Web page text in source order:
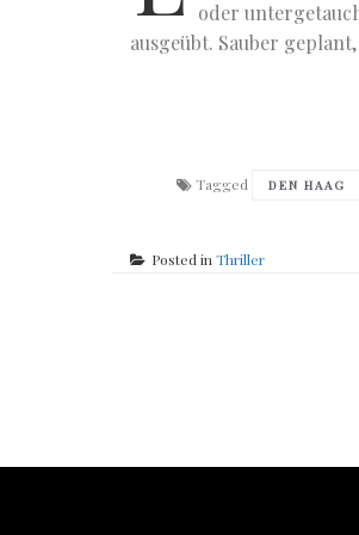
oder
ausgeübt. Sauber
Tagged DEN HAAG
Posted inThriller